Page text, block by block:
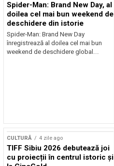
Spider-Man: Brand New Day, al
doilea cel mai bun weekend de
deschidere din istorie
Spider-Man: Brand New Day
înregistrează al doilea cel mai bun
weekend de deschidere global...
CULTURĂ 4 zile ago
TIFF Sibiu 2026 debutează joi
cu proiecții în centrul istoric și